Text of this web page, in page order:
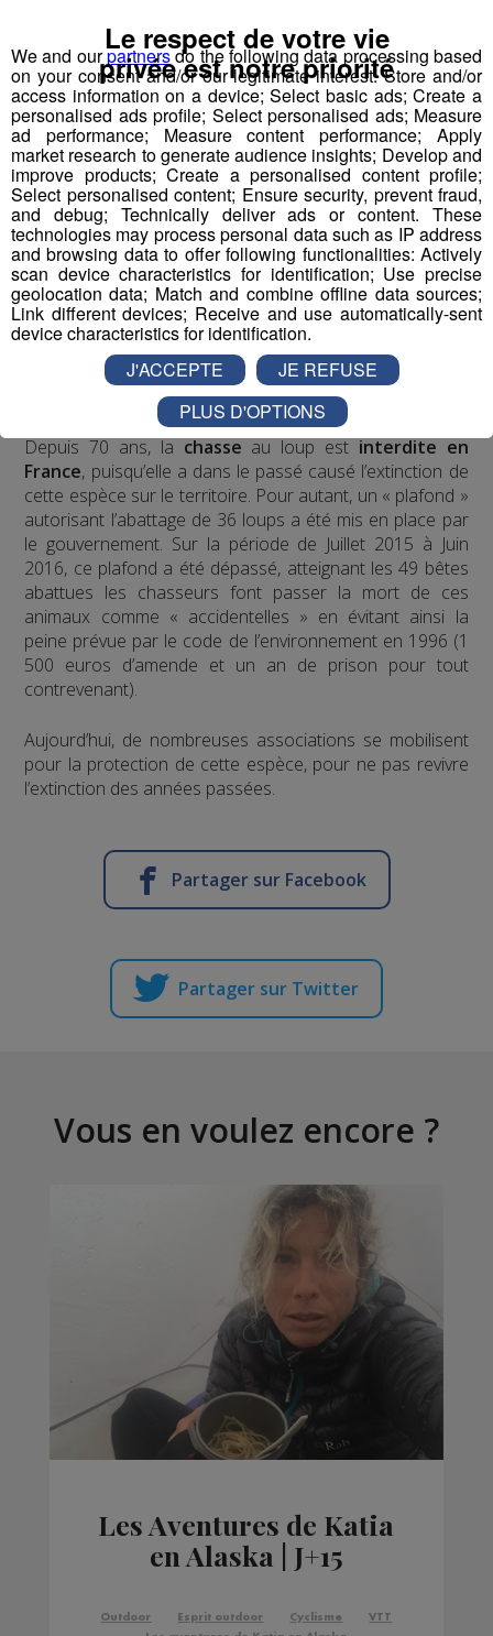
avant légèrement décalées, les pattes arrière ensemble.
La marmotte possède4 doigts aux pattes avant,
contre5aux pattesarrière.L’autre moyen de deviner la
présence d’une marmotte est lesifflement perçant
que cet animal, très vigilant, pousse à la vue d’un être
humain ou de tout autre danger autour de son terrier.
Le retour du loup dans les Alpes
Dans les années 1990, le loupa fait saréapparition
dans les Alpes de Sud pour s’étendre à la totalité de l’Arc
Alpin. A ce jour, le territoire Français compte environ 160
loups, un chiffre bien bas en comparaison de nos voisins
(2500 en Espagne, 600 en Italie).
Depuis 70 ans, lachasseau loup estinterdite en
France, puisqu’elle a dans le passé causé l’extinction de
cette espèce sur le territoire. Pour autant, un « plafond »
autorisant l’abattage de 36 loups a été mis en place par
le gouvernement. Sur la période de Juillet 2015 à Juin
2016, ce plafond a été dépassé, atteignant les 49 bêtes
abattues les chasseurs font passer la mort de ces
animaux comme « accidentelles » en évitant ainsi la
peine prévue par le code de l’environnement en 1996 (1
500 euros d’amende et un an de prison pour tout
contrevenant).
Aujourd’hui, de nombreuses associations se mobilisent
pour la protection de cette espèce, pour ne pas revivre
l’extinction des années passées.
Partager sur Facebook
Partager sur Twitter
Vous en voulez encore ?
Les Aventures de Katia
en Alaska | J+15
Outdoor Esprit outdoor Cyclisme
VTT
We and ourpartnersdo the following data processing based
on your consent and/or our legitimate interest: Store and/or
access information on a device; Select basic ads; Create a
personalised ads profile; Select personalised ads; Measure
ad performance; Measure content performance; Apply
market research to generate audience insights; Develop and
improve products; Create a personalised content profile;
Select personalised content; Ensure security, prevent fraud,
and debug; Technically deliver ads or content. These
technologies may process personal data such as IP address
and browsing data to offer following functionalities: Actively
scan device characteristics for identification; Use precise
geolocation data; Match and combine offline data sources;
Link different devices; Receive and use automatically-sent
device characteristics for identification.
Le respect de votre vie
privée est notre priorité
J'ACCEPTE
JE REFUSE
PLUS D'OPTIONS